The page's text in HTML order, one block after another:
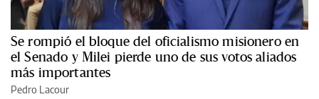
Se rompió el bloque del oficialismo misionero en
el Senado y Milei pierde uno de sus votos aliados
más importantes
Pedro Lacour